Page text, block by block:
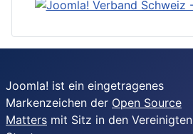
Joomla! ist ein eingetragenes
Markenzeichen der Open Source
Matters mit Sitz in den Vereinigten